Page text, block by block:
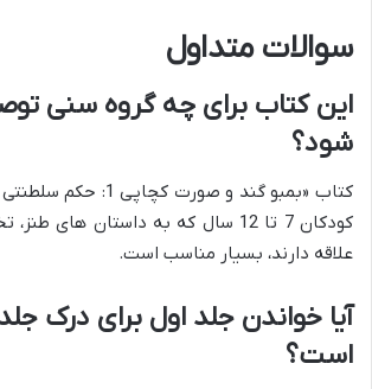
سوالات متداول
این کتاب برای چه گروه سنی
شود؟
کتاب «بمبو گند و صورت
کودکان 7 تا 12 سال که به داستان های
علاقه دارند، بسیار مناسب است.
آیا خواندن جلد اول برای درک
است؟